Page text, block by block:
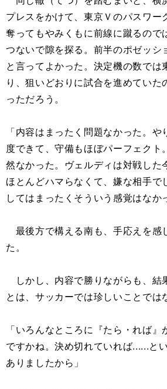
プレスをかけて、東京Ｖのパスワー
奪ってもやみくもに前線に蹴るので
つないで隙を探る。前半のポゼッシ
と言ってよかった。決定機の数では
り、狙いどおりに試合を進めていた
っただろう。
「内容はまったく問題なかった。や
度できて、守備もほぼパーフェクト
然なかった。ヴェルディは対戦した
ほとんどハマらなくて、嫌な相手で
してはまったくそういう感覚はなか
最後方で構える南も、手応えを感
た。
しかし、内容で勝りながらも、結
とは、サッカーでは珍しいことでは
「いろんなところに『たら・れば』
ですかね。決め切れていれば......と
ありましたから」